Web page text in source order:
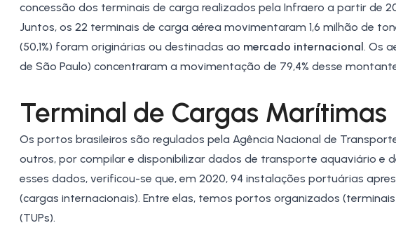
concessão dos terminais de carga realizados pela Infraero a partir de
Juntos, os 22 terminais de carga aérea movimentaram 1,6 milhão de
(50,1%) foram originárias ou destinadas ao mercado internacional. Os
de São Paulo) concentraram a movimentação de 79,4% desse
Terminal de Cargas Marítimas
Os portos brasileiros são regulados pela Agência Nacional de
outros, por compilar e disponibilizar dados de transporte aquaviário e
esses dados, verificou-se que, em 2020, 94 instalações portuárias
(cargas internacionais). Entre elas, temos portos organizados
(TUPs).